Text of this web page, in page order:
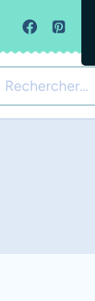
Rechercher :